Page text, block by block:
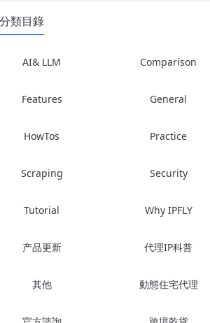
分類目錄
AI& LLM Comparison
Features General
HowTos Practice
Scraping Security
Tutorial Why IPFLY
产品更新 代理IP科普
其他 動態住宅代理